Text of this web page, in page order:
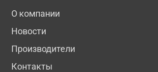
О компании
Новости
Производители
Контакты